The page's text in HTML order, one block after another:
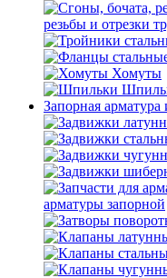
резьбы и отрезки
Хомуты
Запорная
арматуры запорной